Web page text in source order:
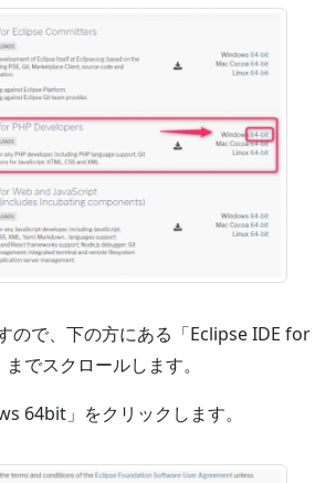
ので、下の方にある「Eclipse IDE for
でスクロールします。
64bit」をクリックします。